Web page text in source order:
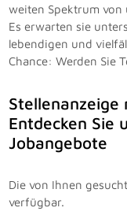
weiten Spektrum von
Es erwarten sie
lebendigen und
Chance: Werden Sie
Entdecken Sie
Jobangebote
Die von Ihnen
verfügbar.